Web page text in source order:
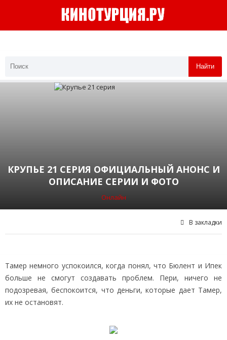
Найти
КРУПЬЕ 21 СЕРИЯ ОФИЦИАЛЬНЫЙ АНОНС И
ОПИСАНИЕ СЕРИИ И ФОТО
Онлайн
В закладки
Тамер немного успокоился, когда понял, что Бюлент и Ипек
больше не смогут создавать проблем. Пери, ничего не
подозревая, беспокоится, что деньги, которые дает Тамер,
их не остановят.